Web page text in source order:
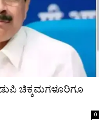
ಚಿಕ್ಕಮಗಳೂರಿಗೂ
0